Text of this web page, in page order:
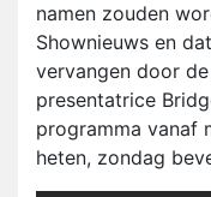
namen zouden
Shownieuws en
vervangen door
presentatrice
programma vanaf
heten, zondag